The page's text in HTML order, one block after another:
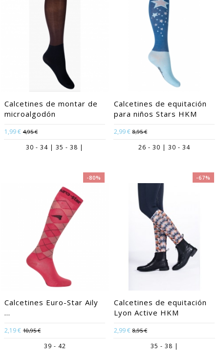
Calcetines de montar de
microalgodón
1,99 € 4,95 €
30 - 34 | 35 - 38 |
Calcetines de equitación
para niños Stars HKM
2,99 € 8,95 €
26 - 30 | 30 - 34
-80%
Calcetines Euro-Star Aily
...
2,19 € 10,95 €
39 - 42
-67%
Calcetines de equitación
Lyon Active HKM
2,99 € 8,95 €
35 - 38 |